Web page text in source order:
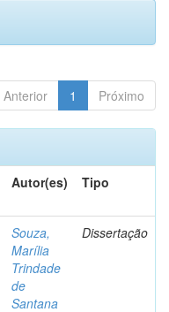
Anterior 1 Próximo
Autor(es) Tipo
Souza,
Marília
Trindade
de
Santana
Dissertação